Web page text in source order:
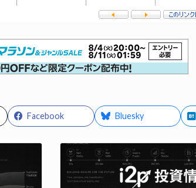
Facebook Bluesky